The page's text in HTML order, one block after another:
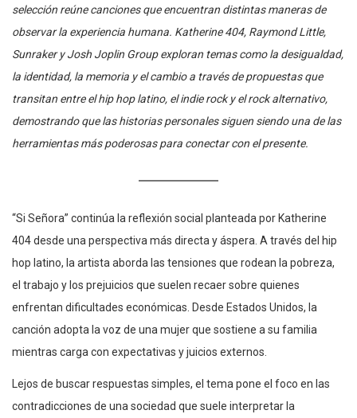
selección reúne canciones que encuentran distintas maneras de
observar la experiencia humana. Katherine 404, Raymond Little,
Sunraker y Josh Joplin Group exploran temas como la desigualdad,
la identidad, la memoria y el cambio a través de propuestas que
transitan entre el hip hop latino, el indie rock y el rock alternativo,
demostrando que las historias personales siguen siendo una de las
herramientas más poderosas para conectar con el presente.
“Si Señora” continúa la reflexión social planteada por Katherine
404 desde una perspectiva más directa y áspera. A través del hip
hop latino, la artista aborda las tensiones que rodean la pobreza,
el trabajo y los prejuicios que suelen recaer sobre quienes
enfrentan dificultades económicas. Desde Estados Unidos, la
canción adopta la voz de una mujer que sostiene a su familia
mientras carga con expectativas y juicios externos.
Lejos de buscar respuestas simples, el tema pone el foco en las
contradicciones de una sociedad que suele interpretar la